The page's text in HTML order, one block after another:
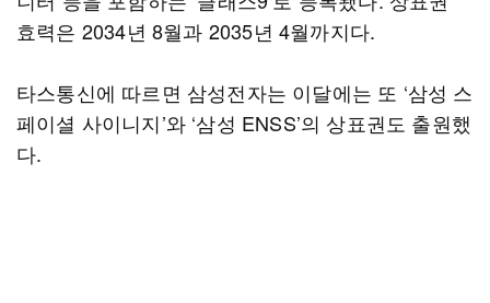
효력은 2034년 8월과 2035년 4월까지다.
타스통신에 따르면 삼성전자는 이달에는 또 ‘삼성 스
페이셜 사이니지’와 ‘삼성 ENSS’의 상표권도 출원했
다.